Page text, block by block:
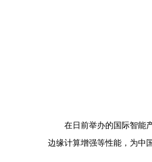
在日前举办的国际智能
边缘计算增强等性能，为中